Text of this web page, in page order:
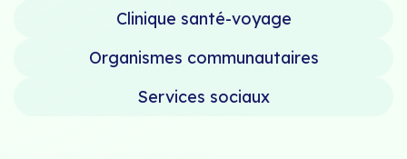
Clinique santé-voyage
Organismes communautaires
Services sociaux